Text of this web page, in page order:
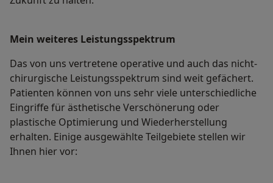
Mein weiteres Leistungs­spektrum
Das von uns vertretene operative und auch das nicht-
chirurgische Leistungsspektrum sind weit gefächert.
Patienten können von uns sehr viele unterschiedliche
Eingriffe für ästhetische Verschönerung oder
plastische Optimierung und Wiederherstellung
erhalten. Einige ausgewählte Teilgebiete stellen wir
Ihnen hier vor: